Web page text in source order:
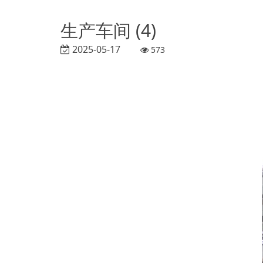
生产车间 (4)
2025-05-17 573